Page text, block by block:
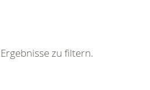
zu filtern.